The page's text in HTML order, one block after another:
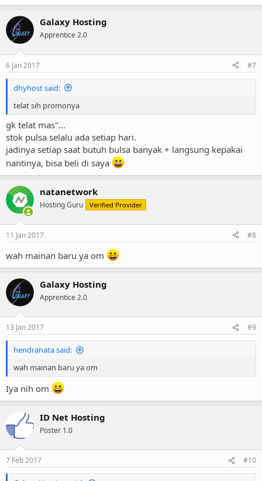
Galaxy Hosting
Apprentice 2.0
6 Jan 2017 #7
dhyhost said:
telat sih promonya
gk telat mas"...
stok pulsa selalu ada setiap hari.
jadinya setiap saat butuh bulsa banyak + langsung kepakai
nantinya, bisa beli di saya
natanetwork
Hosting Guru Verified Provider
11 Jan 2017 #8
wah mainan baru ya om
Galaxy Hosting
Apprentice 2.0
13 Jan 2017 #9
hendranata said:
wah mainan baru ya om
Iya nih om
ID Net Hosting
Poster 1.0
7 Feb 2017 #10